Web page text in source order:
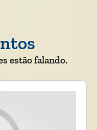
estão falando.